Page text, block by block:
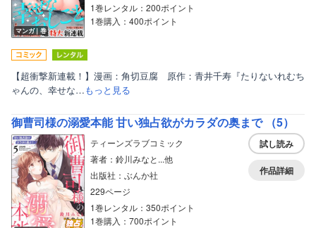
マンガ｜巻
1巻レンタル：200ポイント
1巻購入：400ポイント
【超衝撃新連載！】漫画：角切豆腐 原作：青井千寿『たりないれむち
ゃんの、幸せな…もっと見る
御曹司様の溺愛本能 甘い独占欲がカラダの奥まで （5）
ティーンズラブコミック
著者：鈴川みなと...他
出版社：ぶんか社
229ページ
1巻レンタル：350ポイント
1巻購入：700ポイント
試し読み
作品詳細